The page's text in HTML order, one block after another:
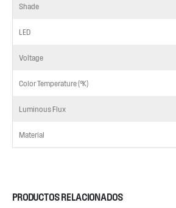
Shade
LED
Voltage
Color Temperature (ºK)
Luminous Flux
Material
PRODUCTOS RELACIONADOS